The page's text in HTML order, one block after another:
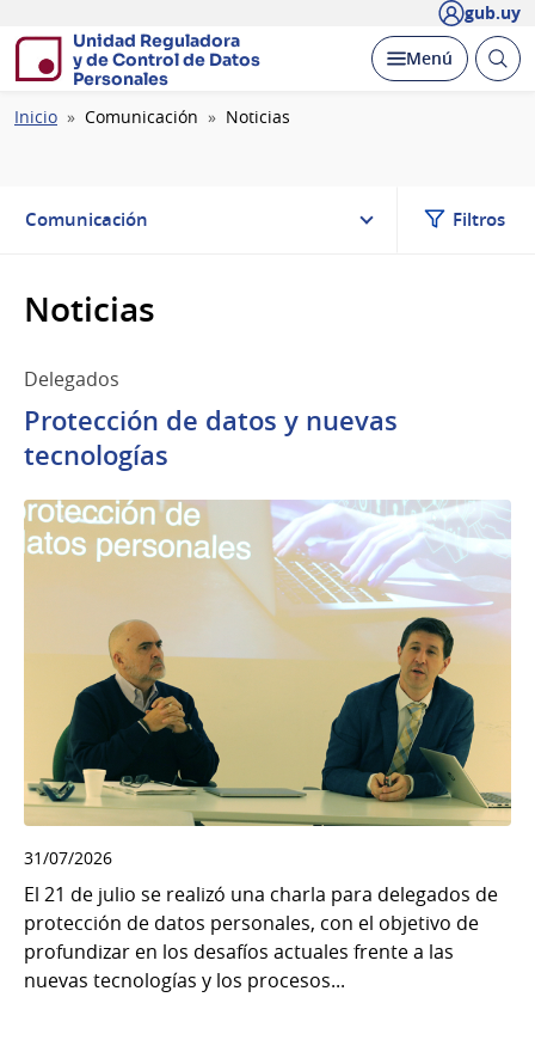
gub.uy
Unidad Reguladora
y de Control de Datos
Personales
Desplegar
Menú Abrir
Ruta
Inicio Comunicación Noticias
Comunicación Filtros
Noticias
Delegados
Protección de datos y nuevas
tecnologías
31/07/2026
El 21 de julio se realizó una charla para delegados de
protección de datos personales, con el objetivo de
profundizar en los desafíos actuales frente a las
nuevas tecnologías y los procesos...